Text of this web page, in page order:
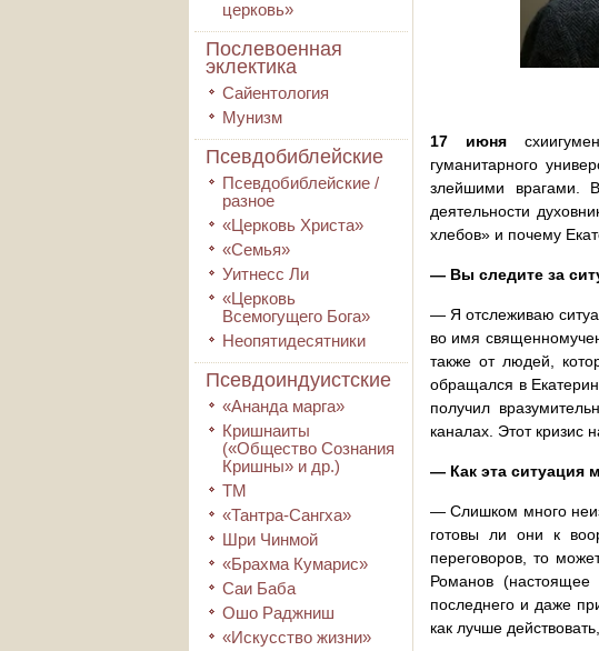
церковь»
Послевоенная
эклектика
Сайентология
Мунизм
Псевдобиблейские
Псевдобиблейские /
разное
«Церковь Христа»
«Семья»
Уитнесс Ли
«Церковь
Всемогущего Бога»
Неопятидесятники
Псевдоиндуистские
«Ананда марга»
Кришнаиты
(«Общество Сознания
Кришны» и др.)
ТМ
«Тантра-Сангха»
Шри Чинмой
«Брахма Кумарис»
Саи Баба
Ошо Раджниш
«Искусство жизни»
17 июня
гуманитарного
злейшими врагами.
деятельности
хлебов» и почему
— Вы следите за
— Я отслеживаю
во имя
также от людей,
обращался в
получил
каналах. Этот кризис
— Как эта ситуация
— Слишком много
готовы ли они к
переговоров, то
Романов
последнего и даже
как лучше